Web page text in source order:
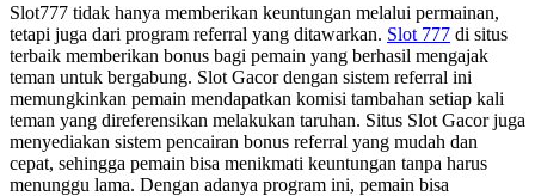
Slot777 tidak hanya memberikan keuntungan melalui permainan,
tetapi juga dari program referral yang ditawarkan. Slot 777 di situs
terbaik memberikan bonus bagi pemain yang berhasil mengajak
teman untuk bergabung. Slot Gacor dengan sistem referral ini
memungkinkan pemain mendapatkan komisi tambahan setiap kali
teman yang direferensikan melakukan taruhan. Situs Slot Gacor juga
menyediakan sistem pencairan bonus referral yang mudah dan
cepat, sehingga pemain bisa menikmati keuntungan tanpa harus
menunggu lama. Dengan adanya program ini, pemain bisa